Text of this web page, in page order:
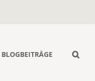
BLOGBEITRÄGE